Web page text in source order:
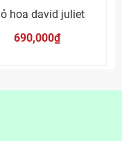
hoa david juliet
690,000₫